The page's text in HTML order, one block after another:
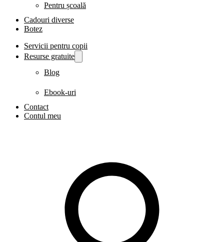
Pentru școală
Cadouri diverse
Botez
Servicii pentru copii
Resurse gratuite
Blog
Ebook-uri
Contact
Contul meu